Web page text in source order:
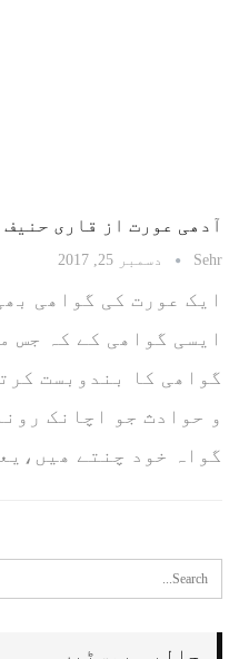
آدھی عورت از قاری حنیف
Sehr دسمبر 25, 2017
ایک عورت کی گواھی
ایسی گواھی کے کہ جس
گواھی کا بندوبست
و حوادث جو اچانک
گواہ خود چنتے